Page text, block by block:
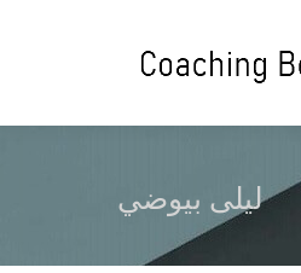
ليلى بيوضي